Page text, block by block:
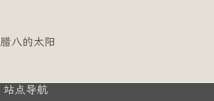
腊八的太阳
站点导航